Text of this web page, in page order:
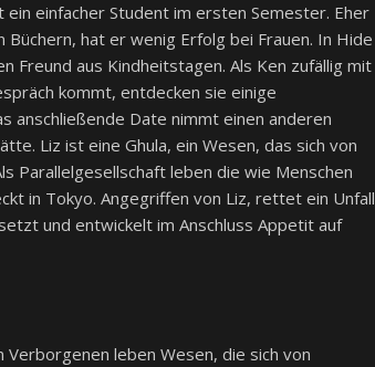
ein einfacher Student im ersten Semester. Eher
Büchern, hat er wenig Erfolg bei Frauen. In Hide
Freund aus Kindheitstagen. Als Ken zufällig mit
kommt, entdecken sie einige
anschließende Date nimmt einen anderen
Liz ist eine Ghula, ein Wesen, das sich von
Parallelgesellschaft leben die wie Menschen
in Tokyo. Angegriffen von Liz, rettet ein Unfall
und entwickelt im Anschluss Appetit auf
Verborgenen leben Wesen, die sich von